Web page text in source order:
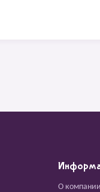
О компании